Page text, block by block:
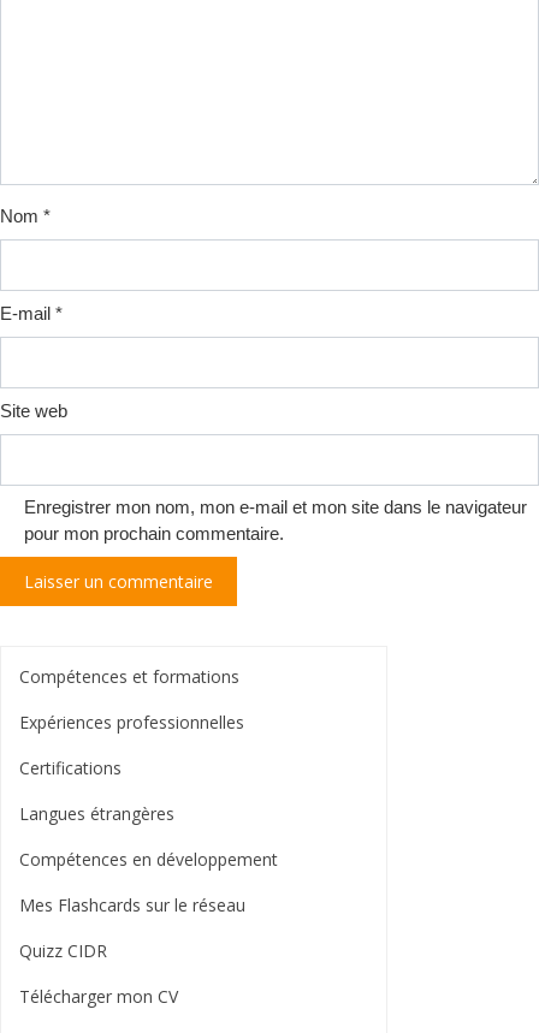
Nom *
E-mail *
Site web
Enregistrer mon nom, mon e-mail et mon site dans le navigateur
pour mon prochain commentaire.
Compétences et formations
Expériences professionnelles
Certifications
Langues étrangères
Compétences en développement
Mes Flashcards sur le réseau
Quizz CIDR
Télécharger mon CV